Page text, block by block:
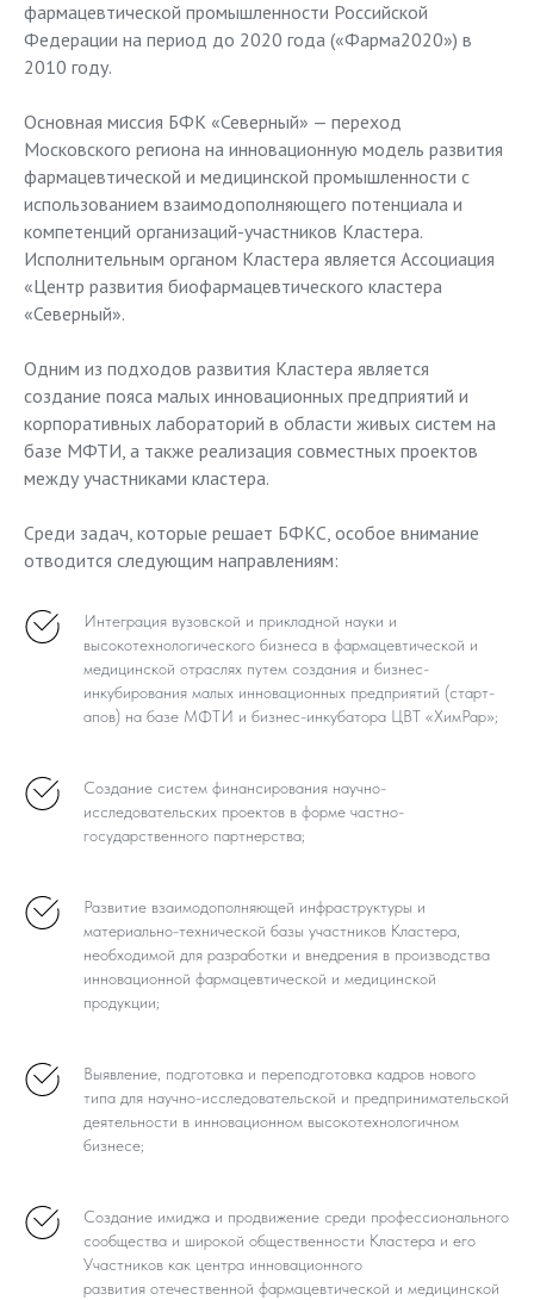
фармацевтической промышленности Российской
Федерации на период до 2020 года («Фарма2020») в
2010 году.
Основная миссия БФК «Северный» — переход
Московского региона на инновационную модель развития
фармацевтической и медицинской промышленности с
использованием взаимодополняющего потенциала и
компетенций организаций-участников Кластера.
Исполнительным органом Кластера является Ассоциация
«Центр развития биофармацевтического кластера
«Северный».
Одним из подходов развития Кластера является
создание пояса малых инновационных предприятий и
корпоративных лабораторий в области живых систем на
базе МФТИ, а также реализация совместных проектов
между участниками кластера.
Среди задач, которые решает БФКС, особое внимание
отводится следующим направлениям:
Интеграция вузовской и прикладной науки и
высокотехнологического бизнеса в фармацевтической и
медицинской отраслях путем создания и бизнес-
инкубирования малых инновационных предприятий (старт-
апов) на базе МФТИ и бизнес-инкубатора ЦВТ «ХимРар»;
Создание систем финансирования научно-
исследовательских проектов в форме частно-
государственного партнерства;
Развитие взаимодополняющей инфраструктуры и
материально-технической базы участников Кластера,
необходимой для разработки и внедрения в производства
инновационной фармацевтической и медицинской
продукции;
Выявление, подготовка и переподготовка кадров нового
типа для научно-исследовательской и предпринимательской
деятельности в инновационном высокотехнологичном
бизнесе;
Создание имиджа и продвижение среди профессионального
сообщества и широкой общественности Кластера и его
Участников как центра инновационного
развития отечественной фармацевтической и медицинской